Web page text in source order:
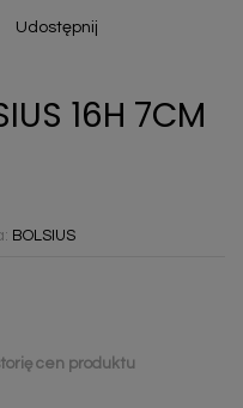
Udostępnij
16H 7CM
BOLSIUS
cen produktu